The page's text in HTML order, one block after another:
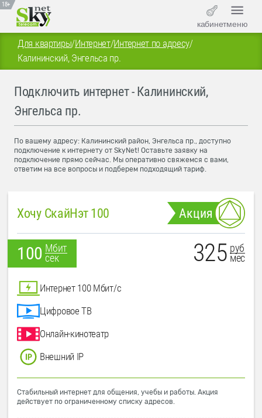
18+
кабинетменю
Для квартиры/Интернет/Интернет по адресу/
Калининский, Энгельса пр.
Подключить интернет - Калининский,
Энгельса пр.
По вашему адресу: Калининский район, Энгельса пр., доступно
подключение к интернету от SkyNet! Оставьте заявку на
подключение прямо сейчас. Мы оперативно свяжемся с вами,
ответим на все вопросы и подберем подходящий тариф.
Хочу СкайНэт 100 Акция
100 Мбит
сек
325 руб
мес
Интернет 100 Мбит/с
Цифровое ТВ
Онлайн-кинотеатр
Внешний IP
Стабильный интернет для общения, учебы и работы. Акция
действует по ограниченному списку адресов.